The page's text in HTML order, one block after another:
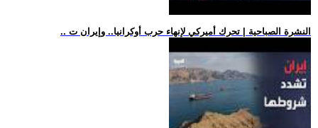
.. النشرة الصباحية | تحرك أميركي لإنهاء حرب أوكرانيا.. وإيران ت